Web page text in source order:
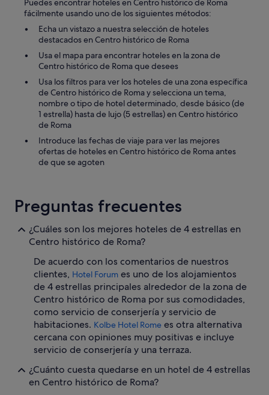
Puedes encontrar hoteles en Centro histórico de Roma
fácilmente usando uno de los siguientes métodos:
Echa un vistazo a nuestra selección de hoteles
destacados en Centro histórico de Roma
Usa el mapa para encontrar hoteles en la zona de
Centro histórico de Roma que desees
Usa los filtros para ver los hoteles de una zona específica
de Centro histórico de Roma y selecciona un tema,
nombre o tipo de hotel determinado, desde básico (de
1 estrella) hasta de lujo (5 estrellas) en Centro histórico
de Roma
Introduce las fechas de viaje para ver las mejores
ofertas de hoteles en Centro histórico de Roma antes
de que se agoten
Preguntas frecuentes
¿Cuáles son los mejores hoteles de 4 estrellas en
Centro histórico de Roma?
De acuerdo con los comentarios de nuestros
clientes, Hotel Forum es uno de los alojamientos
de 4 estrellas principales alrededor de la zona de
Centro histórico de Roma por sus comodidades,
como servicio de conserjería y servicio de
habitaciones. Kolbe Hotel Rome es otra alternativa
cercana con opiniones muy positivas e incluye
servicio de conserjería y una terraza.
¿Cuánto cuesta quedarse en un hotel de 4 estrellas
en Centro histórico de Roma?